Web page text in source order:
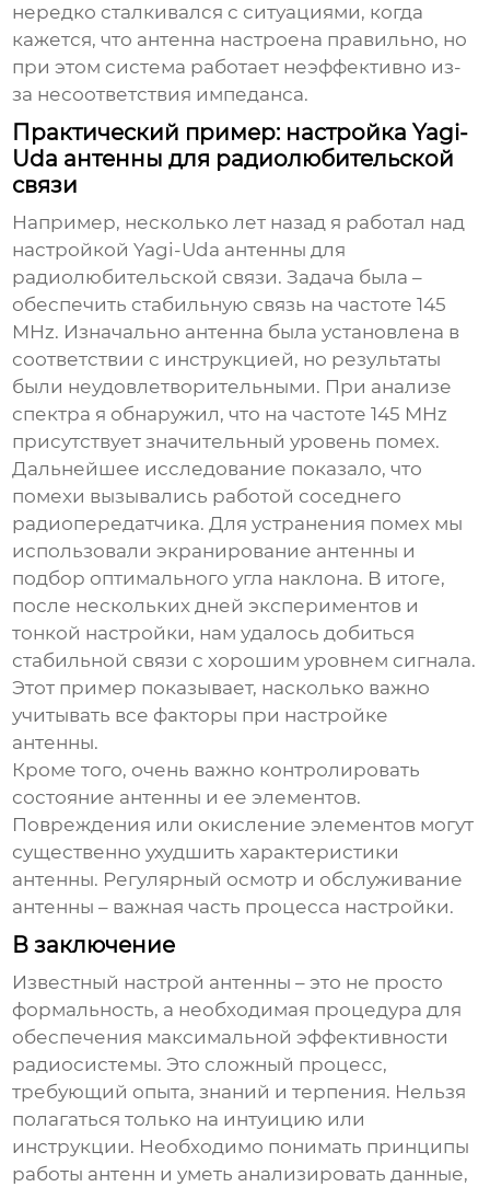
нередко сталкивался с ситуациями, когда
кажется, что антенна настроена правильно, но
при этом система работает неэффективно из-
за несоответствия импеданса.
Практический пример: настройка Yagi-
Uda антенны для радиолюбительской
связи
Например, несколько лет назад я работал над
настройкой Yagi-Uda антенны для
радиолюбительской связи. Задача была –
обеспечить стабильную связь на частоте 145
MHz. Изначально антенна была установлена в
соответствии с инструкцией, но результаты
были неудовлетворительными. При анализе
спектра я обнаружил, что на частоте 145 MHz
присутствует значительный уровень помех.
Дальнейшее исследование показало, что
помехи вызывались работой соседнего
радиопередатчика. Для устранения помех мы
использовали экранирование антенны и
подбор оптимального угла наклона. В итоге,
после нескольких дней экспериментов и
тонкой настройки, нам удалось добиться
стабильной связи с хорошим уровнем сигнала.
Этот пример показывает, насколько важно
учитывать все факторы при настройке
антенны.
Кроме того, очень важно контролировать
состояние антенны и ее элементов.
Повреждения или окисление элементов могут
существенно ухудшить характеристики
антенны. Регулярный осмотр и обслуживание
антенны – важная часть процесса настройки.
В заключение
Известный настрой антенны – это не просто
формальность, а необходимая процедура для
обеспечения максимальной эффективности
радиосистемы. Это сложный процесс,
требующий опыта, знаний и терпения. Нельзя
полагаться только на интуицию или
инструкции. Необходимо понимать принципы
работы антенн и уметь анализировать данные,